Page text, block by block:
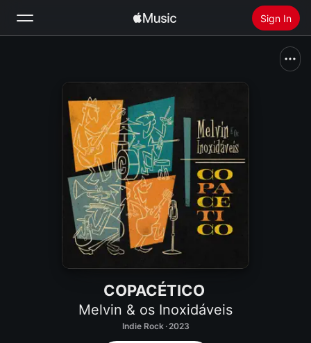
Sign In
Install Apple Music
COPACÉTICO
Melvin & os Inoxidáveis
Indie Rock · 2023